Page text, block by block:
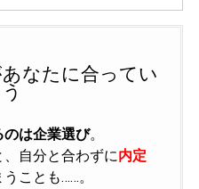
なたに合ってい
のは企業選び。
自分と合わずに内定
ことも……。